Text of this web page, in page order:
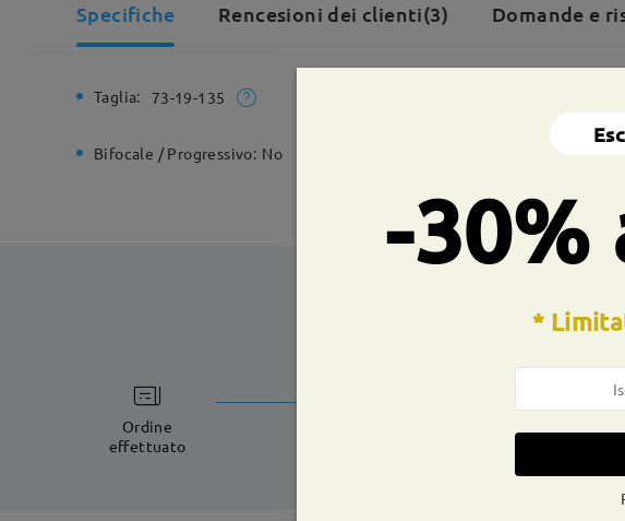
Specifiche Rencesioni dei clienti(3) Domande e
Taglia: 73-19-135
Bifocale / Progressivo: No No
Ordine
effettuato
-30%
*